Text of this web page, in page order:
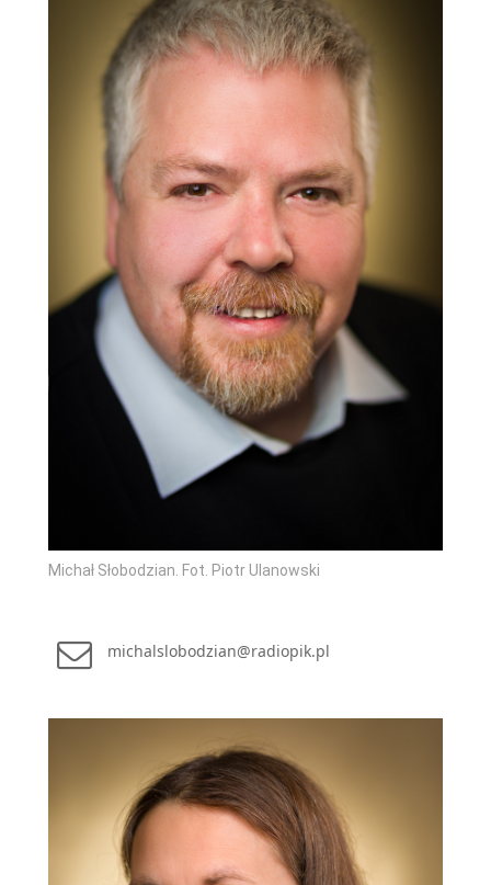
Michał Słobodzian. Fot. Piotr Ulanowski
michalslobodzian@radiopik.pl